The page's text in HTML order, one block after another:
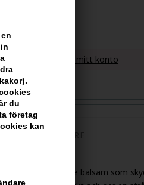
du
företag
kan
artikel - Visa mitt konto
FRI FRAKT
är ett närande balsam som